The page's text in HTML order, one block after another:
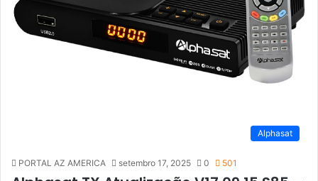
Alphasat
PORTAL AZ AMERICA setembro 17, 2025 0 501